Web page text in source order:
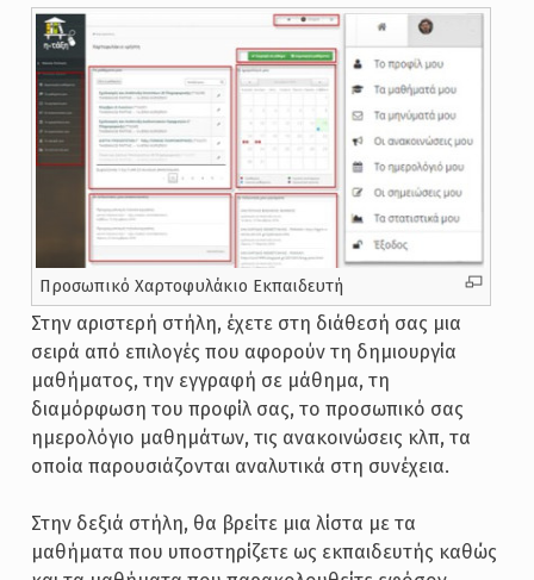
Προσωπικό Χαρτοφυλάκιο Εκπαιδευτή
Στην αριστερή στήλη, έχετε στη διάθεσή σας μια
σειρά από επιλογές που αφορούν τη δημιουργία
μαθήματος, την εγγραφή σε μάθημα, τη
διαμόρφωση του προφίλ σας, το προσωπικό σας
ημερολόγιο μαθημάτων, τις ανακοινώσεις κλπ, τα
οποία παρουσιάζονται αναλυτικά στη συνέχεια.
Στην δεξιά στήλη, θα βρείτε μια λίστα με τα
μαθήματα που υποστηρίζετε ως εκπαιδευτής καθώς